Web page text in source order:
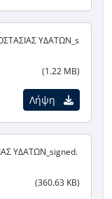
ΥΔΑΤΩΝ_s
(1.22 MB)
Λήψη
ΥΔΑΤΩΝ_signed.
(360.63 KB)